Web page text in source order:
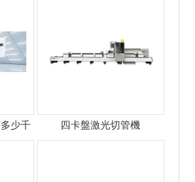
少千
四卡盤激光切管機